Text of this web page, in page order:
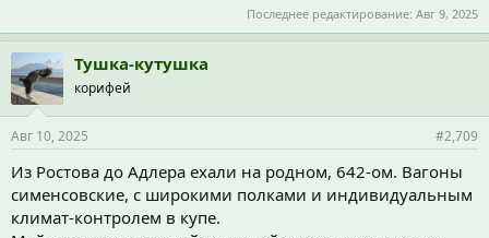
Последнее редактирование: Авг 9, 2025
Тушка-кутушка
корифей
Авг 10, 2025 #2,709
Из Ростова до Адлера ехали на родном, 642-ом. Вагоны
сименсовские, с широкими полками и индивидуальным
климат-контролем в купе.